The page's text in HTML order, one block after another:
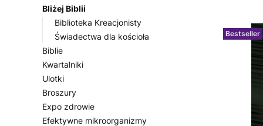
Bliżej Biblii
Biblioteka Kreacjonisty
Świadectwa dla kościoła
Biblie
Kwartalniki
Ulotki
Broszury
Expo zdrowie
Efektywne mikroorganizmy
Bestseller